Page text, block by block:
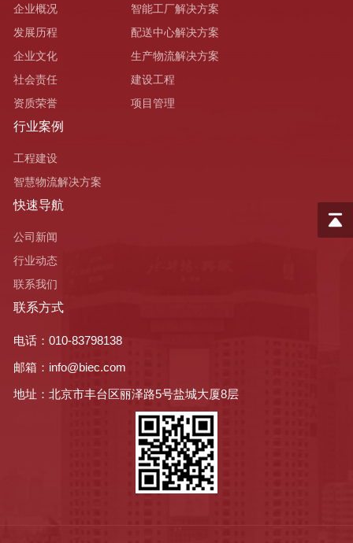
企业概况
发展历程
企业文化
社会责任
资质荣誉
智能工厂解决方案
配送中心解决方案
生产物流解决方案
建设工程
项目管理
行业案例
工程建设
智慧物流解决方案
快速导航
公司新闻
行业动态
联系我们
联系方式
电话：010-83798138
邮箱：info@biec.com
地址：北京市丰台区丽泽路5号盐城大厦8层